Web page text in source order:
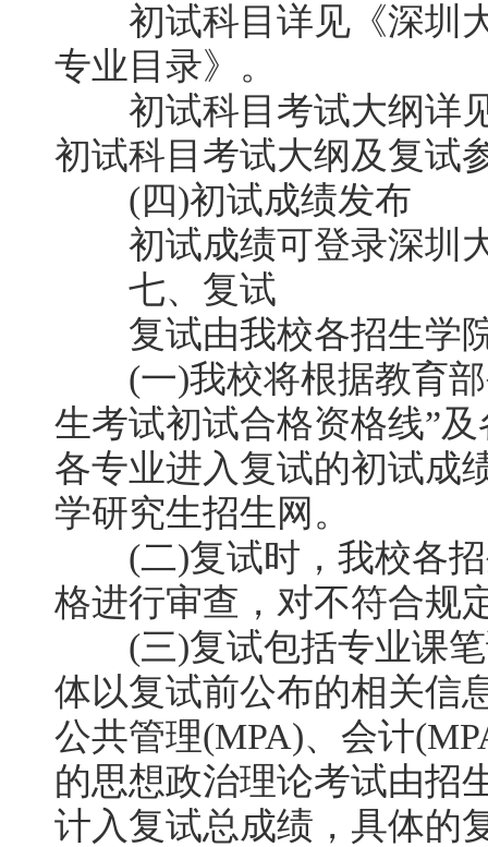
初试科目详见《深圳大
专业目录》。
初试科目考试大纲详见
初试科目考试大纲及复试
(四)初试成绩发布
初试成绩可登录深圳
七、复试
复试由我校各招生学
(一)我校将根据教育部
生考试初试合格资格线”
各专业进入复试的初试成
学研究生招生网。
(二)复试时，我校各招
格进行审查，对不符合规
(三)复试包括专业课笔
体以复试前公布的相关信
公共管理(MPA)、会计
的思想政治理论考试由招
计入复试总成绩，具体的